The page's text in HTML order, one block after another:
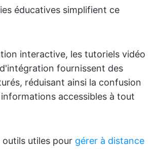
éducatives simplifient ce
interactive, les tutoriels vidéo
fournissent des
réduisant ainsi la confusion
accessibles à tout
outils utiles pour gérer à distance